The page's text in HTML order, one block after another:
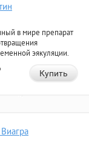
в мире препарат
эякуляции.
Купить